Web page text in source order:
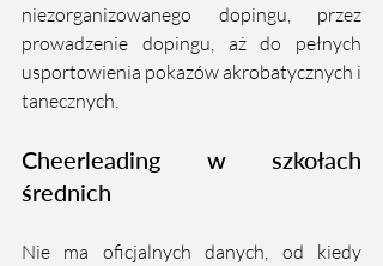
niezorganizowanego dopingu, przez
prowadzenie dopingu, aż do pełnych
usportowienia pokazów akrobatycznych i
tanecznych.
Cheerleading w szkołach
średnich
Nie ma oficjalnych danych, od kiedy